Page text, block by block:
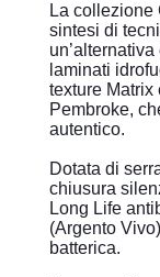
La collezione
sintesi di
laminati
texture Matrix
Pembroke,
autentico.
Dotata di
chiusura
Long Life
(Argento
batterica.